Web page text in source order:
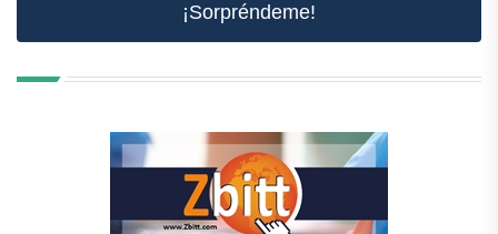
¡Sorpréndeme!